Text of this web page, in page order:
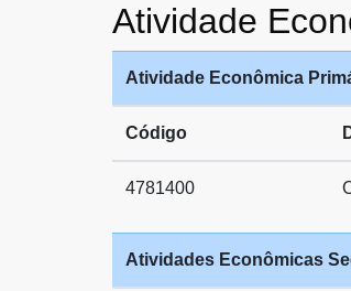
Atividade
Atividade Econômica
Código
4781400
Atividades Econômicas